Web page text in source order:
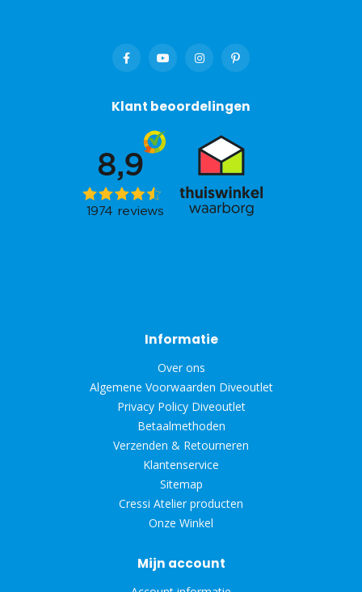
Klant beoordelingen
Informatie
Over ons
Algemene Voorwaarden Diveoutlet
Privacy Policy Diveoutlet
Betaalmethoden
Verzenden & Retourneren
Klantenservice
Sitemap
Cressi Atelier producten
Onze Winkel
Mijn account